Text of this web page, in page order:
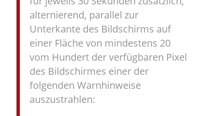
alternierend, parallel zur
Unterkante des Bildschirms auf
einer Fläche von mindestens 20
vom Hundert der verfügbaren Pixel
des Bildschirmes einer der
folgenden Warnhinweise
auszustrahlen: